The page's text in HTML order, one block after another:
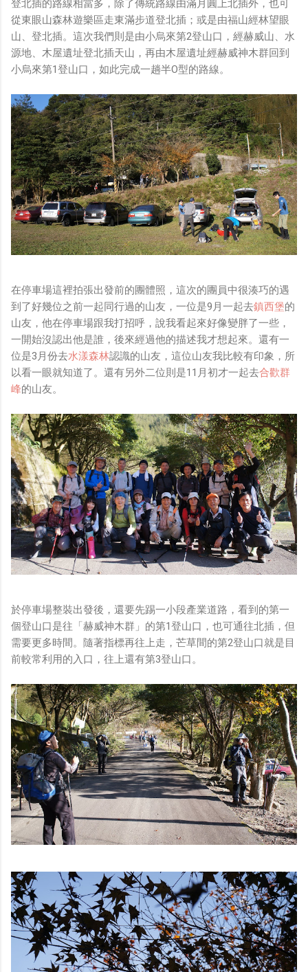
登北插的路線相當多，除了傳統路線由滿月圓上北插外，也可
從東眼山森林遊樂區走東滿步道登北插；或是由福山經林望眼
山、登北插。這次我們則是由小烏來第2登山口，經赫威山、水
源地、木屋遺址登北插天山，再由木屋遺址經赫威神木群回到
小烏來第1登山口，如此完成一趟半O型的路線。
在停車場這裡拍張出發前的團體照，這次的團員中很湊巧的遇
到了好幾位之前一起同行過的山友，一位是9月一起去鎮西堡的
山友，他在停車場跟我打招呼，說我看起來好像變胖了一些，
一開始沒認出他是誰，後來經過他的描述我才想起來。還有一
位是3月份去水漾森林認識的山友，這位山友我比較有印象，所
以看一眼就知道了。還有另外二位則是11月初才一起去合歡群
峰的山友。
於停車場整裝出發後，還要先踢一小段產業道路，看到的第一
個登山口是往「赫威神木群」的第1登山口，也可通往北插，但
需要更多時間。隨著指標再往上走，芒草間的第2登山口就是目
前較常利用的入口，往上還有第3登山口。